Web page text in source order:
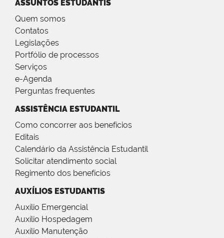
ASSUNTOS ESTUDANTIS
Quem somos
Contatos
Legislações
Portfólio de processos
Serviços
e-Agenda
Perguntas frequentes
ASSISTÊNCIA ESTUDANTIL
Como concorrer aos benefícios
Editais
Calendário da Assistência Estudantil
Solicitar atendimento social
Regimento dos benefícios
AUXÍLIOS ESTUDANTIS
Auxílio Emergencial
Auxílio Hospedagem
Auxílio Manutenção